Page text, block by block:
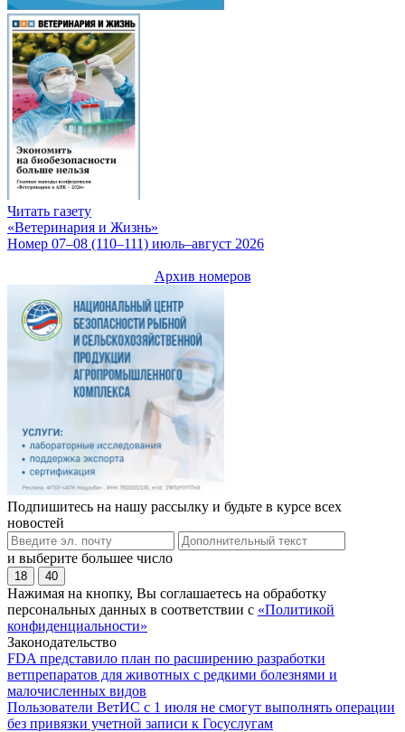
Читать газету
«Ветеринария и Жизнь»
Номер 07–08 (110–111) июль–август 2026
Архив номеров
Подпишитесь на нашу рассылку и будьте в курсе всех
новостей
и выберите большее число
18 40
Нажимая на кнопку, Вы соглашаетесь на обработку
персональных данных в соответствии с «Политикой
конфиденциальности»
Законодательство
FDA представило план по расширению разработки
ветпрепаратов для животных с редкими болезнями и
малочисленных видов
Пользователи ВетИС с 1 июля не смогут выполнять операции
без привязки учетной записи к Госуслугам